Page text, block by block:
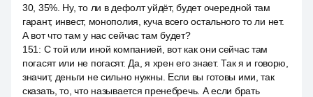
30, 35%. Ну, то ли в дефолт уйдёт, будет очередной там
гарант, инвест, монополия, куча всего остального то ли нет.
А вот что там у нас сейчас там будет?
151 : С той или иной компанией, вот как они сейчас там
погасят или не погасят. Да, я хрен его знает. Так я и говорю,
значит, деньги не сильно нужны. Если вы готовы ими, так
сказать, то, что называется пренебречь. А если брать